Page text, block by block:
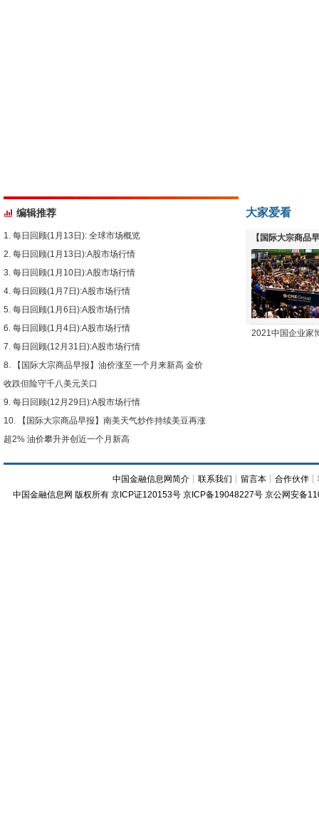
编辑推荐
每日回顾(1月13日): 全球市场概览
每日回顾(1月13日):A股市场行情
每日回顾(1月10日):A股市场行情
每日回顾(1月7日):A股市场行情
每日回顾(1月6日):A股市场行情
每日回顾(1月4日):A股市场行情
每日回顾(12月31日):A股市场行情
【国际大宗商品早报】油价涨至一个月来新高 金价
收跌但险守千八美元关口
每日回顾(12月29日):A股市场行情
【国际大宗商品早报】南美天气炒作持续美豆再涨
超2% 油价攀升并创近一个月新高
大家爱看
【国际大宗商品
下跌
2021中国企业家
中国金融信息网简介 ┊联系我们 ┊ 留言本 ┊合作伙伴 ┊
中国金融信息网 版权所有 京ICP证120153号 京ICP备19048227号 京公网安备